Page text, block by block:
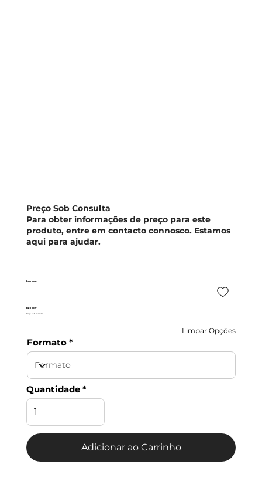
Hannover
Baldocer
Preço Sob Consulta
Limpar Opções
Formato
Quantidade
Adicionar ao Carrinho
Preço Sob Consulta
Para obter informações de preço para este
produto, entre em contacto connosco. Estamos
aqui para ajudar.